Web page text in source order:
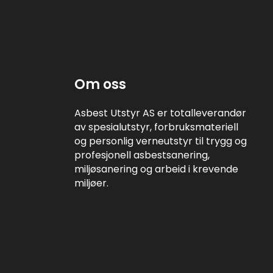
Om oss
Asbest Utstyr AS er totalleverandør
av spesialutstyr, forbruksmateriell
og personlig verneutstyr til trygg og
profesjonell asbestsanering,
miljøsanering og arbeid i krevende
miljøer.